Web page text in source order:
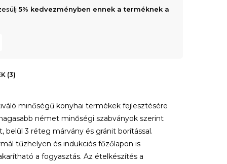
5% kedvezményben ennek a terméknek a
(3)
minőségű konyhai termékek fejlesztésére
német minőségi szabványok szerint
belül 3 réteg márvány és gránit borítással.
tűzhelyen és indukciós főzőlapon is
a fogyasztás. Az ételkészítés a